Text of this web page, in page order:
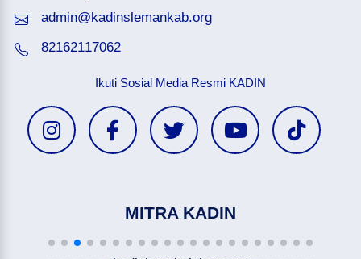
admin@kadinslemankab.org
82162117062
Ikuti Sosial Media Resmi KADIN
MITRA KADIN